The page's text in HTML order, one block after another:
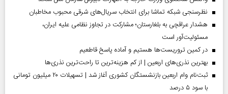
نظرسنجی شبکه تماشا برای انتخاب سریال‌های شرقی محبوب مخاطبان
هشدار عراقچی به بلغارستان؛ مشارکت در تجاوز نظامی علیه ایران،
مسئولیت‌آور است
در کمین تروریست‌ها هستیم و آماده پاسخ قاطعیم
بهترین نذری‌های اربعین | از کم هزینه‌ترین تا راحت‌ترین نذری‌ها
ثبت‌نام وام اربعین بازنشستگان کشوری آغاز شد | تسهیلات ۲۰ میلیون تومانی
با سود ۵ درصد